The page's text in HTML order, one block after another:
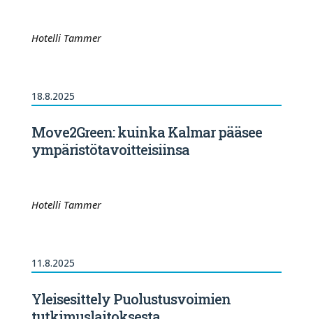
Hotelli Tammer
18.8.2025
Move2Green: kuinka Kalmar pääsee
ympäristötavoitteisiinsa
Hotelli Tammer
11.8.2025
Yleisesittely Puolustusvoimien